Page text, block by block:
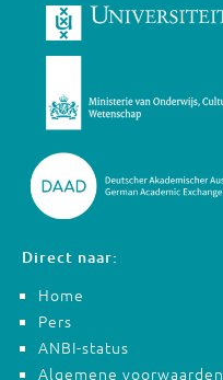
Direct naar:
Home
Pers
ANBI-status
Algemene voorwaarden